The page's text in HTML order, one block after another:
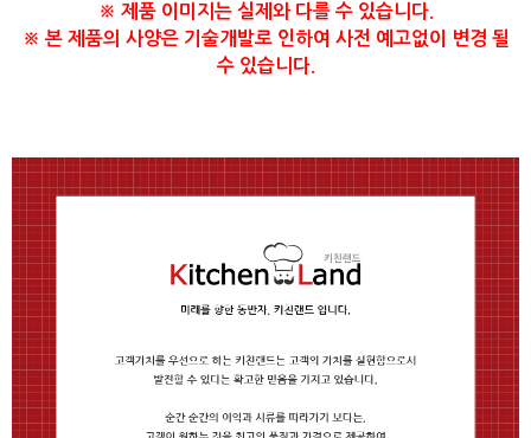
※ 제품 이미지는 실제와 다를 수 있습니다.
​※ 본 제품의 사양은 기술개발로 인하여 사전 예고없이 변경 될
수 있습니다.